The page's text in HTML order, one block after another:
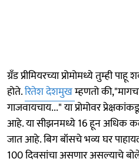
ग्रँड प्रीमियरच्या प्रोमोमध्ये तुम्ही
होते.रितेश देशमुखम्हणतो
गाजवायचाय..." या प्रोमोवर
आहे. या सीझनमध्ये 16 हून अधिक
जात आहे. बिग बॉसचे भव्य घर
100 दिवसांचा असणार असल्याचे